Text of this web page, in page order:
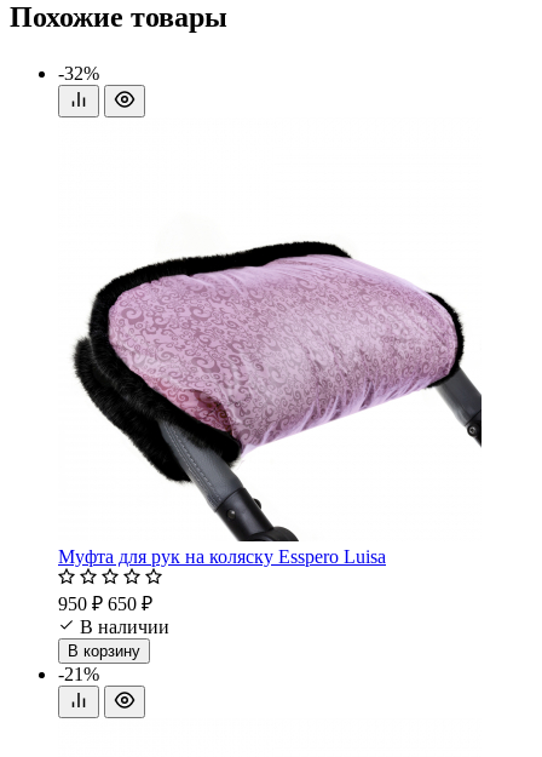
Похожие товары
-32%
Муфта для рук на коляску Esspero Luisa
950 ₽ 650 ₽
В наличии
В корзину
-21%